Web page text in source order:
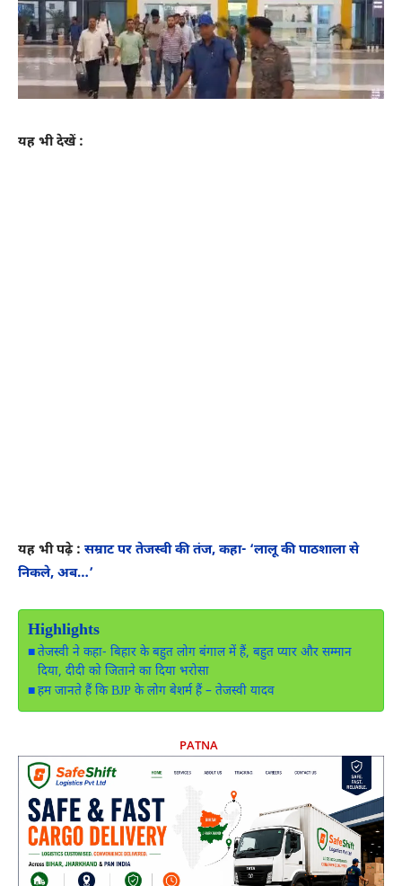
यह भी देखें :
यह भी पढ़े : सम्राट पर तेजस्वी की तंज, कहा- ‘लालू की पाठशाला से
निकले, अब…’
Highlights
तेजस्वी ने कहा- बिहार के बहुत लोग बंगाल में हैं, बहुत प्यार और सम्मान
दिया, दीदी को जिताने का दिया भरोसा
हम जानते हैं कि BJP के लोग बेशर्म हैं – तेजस्वी यादव
PATNA